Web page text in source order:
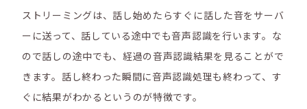
ストリーミングは、話し始めたらすぐに話した音をサーバ
ーに送って、話している途中でも音声認識を行います。な
ので話しの途中でも、経過の音声認識結果を見ることがで
きます。話し終わった瞬間に音声認識処理も終わって、す
ぐに結果がわかるというのが特徴です。